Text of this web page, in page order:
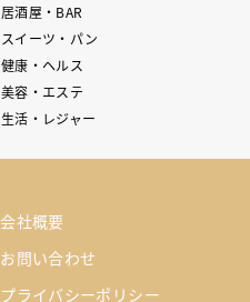
居酒屋・BAR
スイーツ・パン
健康・ヘルス
美容・エステ
生活・レジャー
会社概要
お問い合わせ
プライバシーポリシー